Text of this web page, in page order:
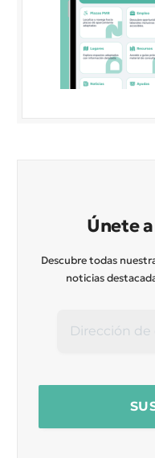
Únete
Descubre todas
noticias